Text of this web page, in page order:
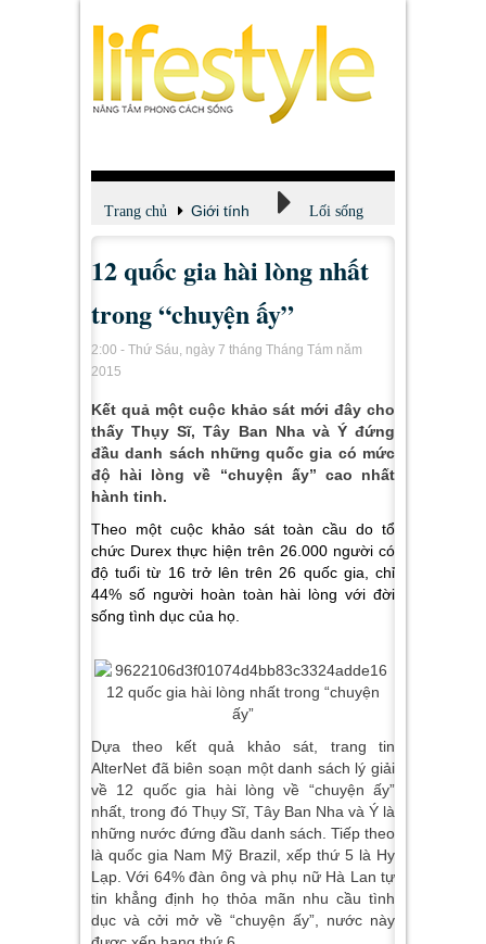
Trang chủ Giới tính Lối sống
12 quốc gia hài lòng nhất
trong “chuyện ấy”
2:00 - Thứ Sáu, ngày 7 tháng Tháng Tám năm
2015
Kết quả một cuộc khảo sát mới đây cho
thấy Thụy Sĩ, Tây Ban Nha và Ý đứng
đầu danh sách những quốc gia có mức
độ hài lòng về “chuyện ấy” cao nhất
hành tinh.
Theo một cuộc khảo sát toàn cầu do tổ
chức Durex thực hiện trên 26.000 người có
độ tuổi từ 16 trở lên trên 26 quốc gia, chỉ
44% số người hoàn toàn hài lòng với đời
sống tình dục của họ.
Dựa theo kết quả khảo sát, trang tin
AlterNet đã biên soạn một danh sách lý giải
về 12 quốc gia hài lòng về “chuyện ấy”
nhất, trong đó Thụy Sĩ, Tây Ban Nha và Ý là
những nước đứng đầu danh sách. Tiếp theo
là quốc gia Nam Mỹ Brazil, xếp thứ 5 là Hy
Lạp. Với 64% đàn ông và phụ nữ Hà Lan tự
tin khẳng định họ thỏa mãn nhu cầu tình
dục và cởi mở về “chuyện ấy”, nước này